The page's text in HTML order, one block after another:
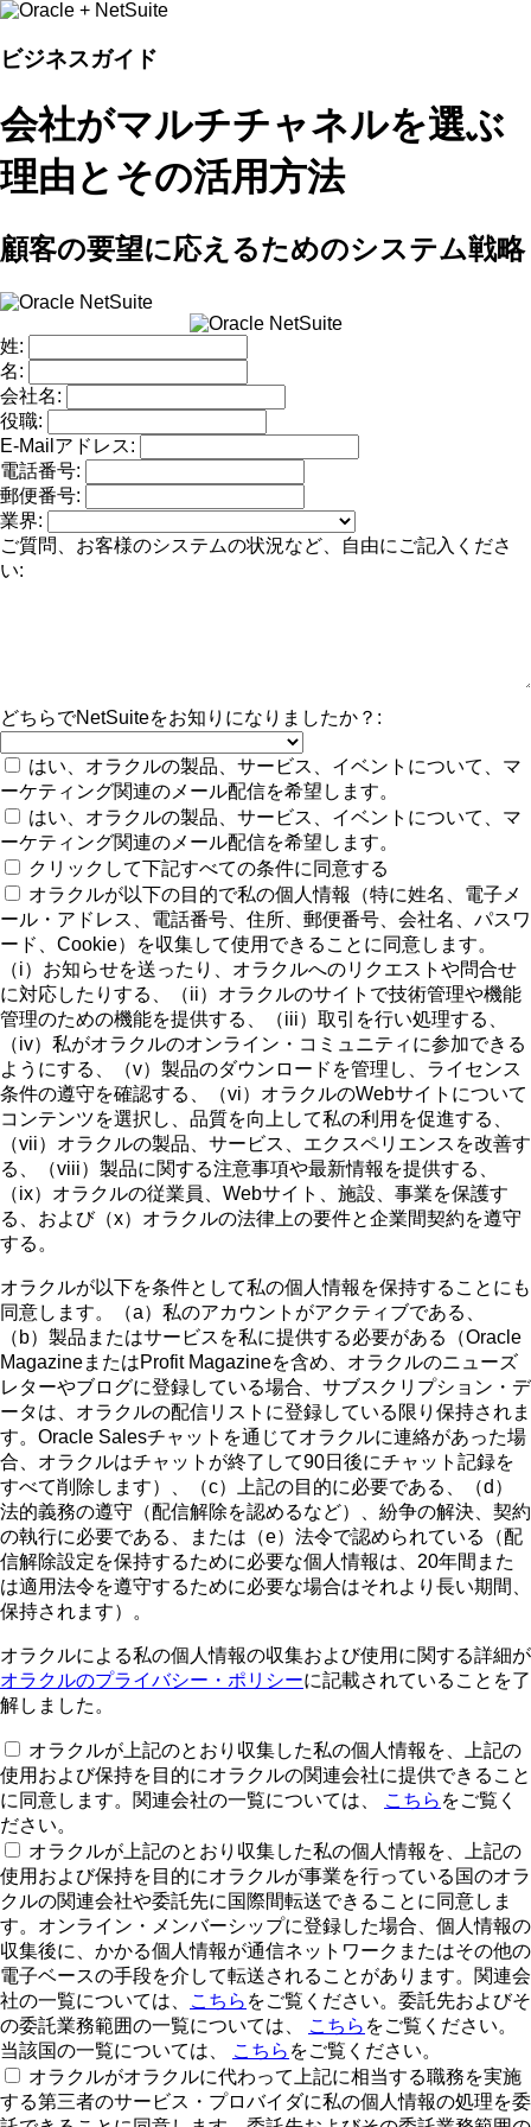
ビジネスガイド
会社がマルチチャネルを選ぶ
理由とその活用方法
顧客の要望に応えるためのシステム戦略
姓:
名:
会社名:
役職:
E-Mailアドレス:
電話番号:
郵便番号:
業界:
ご質問、お客様のシステムの状況など、自由にご記入くださ
い:
どちらでNetSuiteをお知りになりましたか？:
はい、オラクルの製品、サービス、イベントについて、マ
ーケティング関連のメール配信を希望します。
はい、オラクルの製品、サービス、イベントについて、マ
ーケティング関連のメール配信を希望します。
クリックして下記すべての条件に同意する
オラクルが以下の目的で私の個人情報（特に姓名、電子メ
ール・アドレス、電話番号、住所、郵便番号、会社名、パスワ
ード、Cookie）を収集して使用できることに同意します。
（i）お知らせを送ったり、オラクルへのリクエストや問合せ
に対応したりする、（ii）オラクルのサイトで技術管理や機能
管理のための機能を提供する、（iii）取引を行い処理する、
（iv）私がオラクルのオンライン・コミュニティに参加できる
ようにする、（v）製品のダウンロードを管理し、ライセンス
条件の遵守を確認する、（vi）オラクルのWebサイトについて
コンテンツを選択し、品質を向上して私の利用を促進する、
（vii）オラクルの製品、サービス、エクスペリエンスを改善す
る、（viii）製品に関する注意事項や最新情報を提供する、
（ix）オラクルの従業員、Webサイト、施設、事業を保護す
る、および（x）オラクルの法律上の要件と企業間契約を遵守
する。
オラクルが以下を条件として私の個人情報を保持することにも
同意します。（a）私のアカウントがアクティブである、
（b）製品またはサービスを私に提供する必要がある（Oracle
MagazineまたはProfit Magazineを含め、オラクルのニューズ
レターやブログに登録している場合、サブスクリプション・デ
ータは、オラクルの配信リストに登録している限り保持されま
す。Oracle Salesチャットを通じてオラクルに連絡があった場
合、オラクルはチャットが終了して90日後にチャット記録を
すべて削除します）、（c）上記の目的に必要である、（d）
法的義務の遵守（配信解除を認めるなど）、紛争の解決、契約
の執行に必要である、または（e）法令で認められている（配
信解除設定を保持するために必要な個人情報は、20年間また
は適用法令を遵守するために必要な場合はそれより長い期間、
保持されます）。
オラクルによる私の個人情報の収集および使用に関する詳細が
オラクルのプライバシー・ポリシーに記載されていることを了
解しました。
オラクルが上記のとおり収集した私の個人情報を、上記の
使用および保持を目的にオラクルの関連会社に提供できること
に同意します。関連会社の一覧については、
こちら をご覧く
ださい。
オラクルが上記のとおり収集した私の個人情報を、上記の
使用および保持を目的にオラクルが事業を行っている国のオラ
クルの関連会社や委託先に国際間転送できることに同意しま
す。オンライン・メンバーシップに登録した場合、個人情報の
収集後に、かかる個人情報が通信ネットワークまたはその他の
電子ベースの手段を介して転送されることがあります。関連会
社の一覧については、
こちら をご覧ください。委託先およびそ
の委託業務範囲の一覧については、
こちら をご覧ください。
当該国の一覧については、
こちら をご覧ください。
オラクルがオラクルに代わって上記に相当する職務を実施
する第三者のサービス・プロバイダに私の個人情報の処理を委